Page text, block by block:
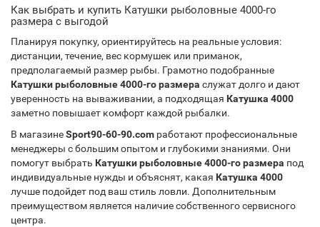
Как выбрать и купить Катушки рыболовные 4000-го
размера с выгодой
Планируя покупку, ориентируйтесь на реальные условия:
дистанции, течение, вес кормушек или приманок,
предполагаемый размер рыбы. Грамотно подобранные
Катушки рыболовные 4000-го размера служат долго и дают
уверенность на вываживании, а подходящая Катушка 4000
заметно повышает комфорт каждой рыбалки.
В магазинеSport90-60-90.com работают профессиональные
менеджеры с большим опытом и глубокими знаниями. Они
помогут выбрать Катушки рыболовные 4000-го размера под
индивидуальные нужды и объяснят, какая Катушка 4000
лучше подойдет под ваш стиль ловли. Дополнительным
преимуществом является наличие собственного сервисного
центра.